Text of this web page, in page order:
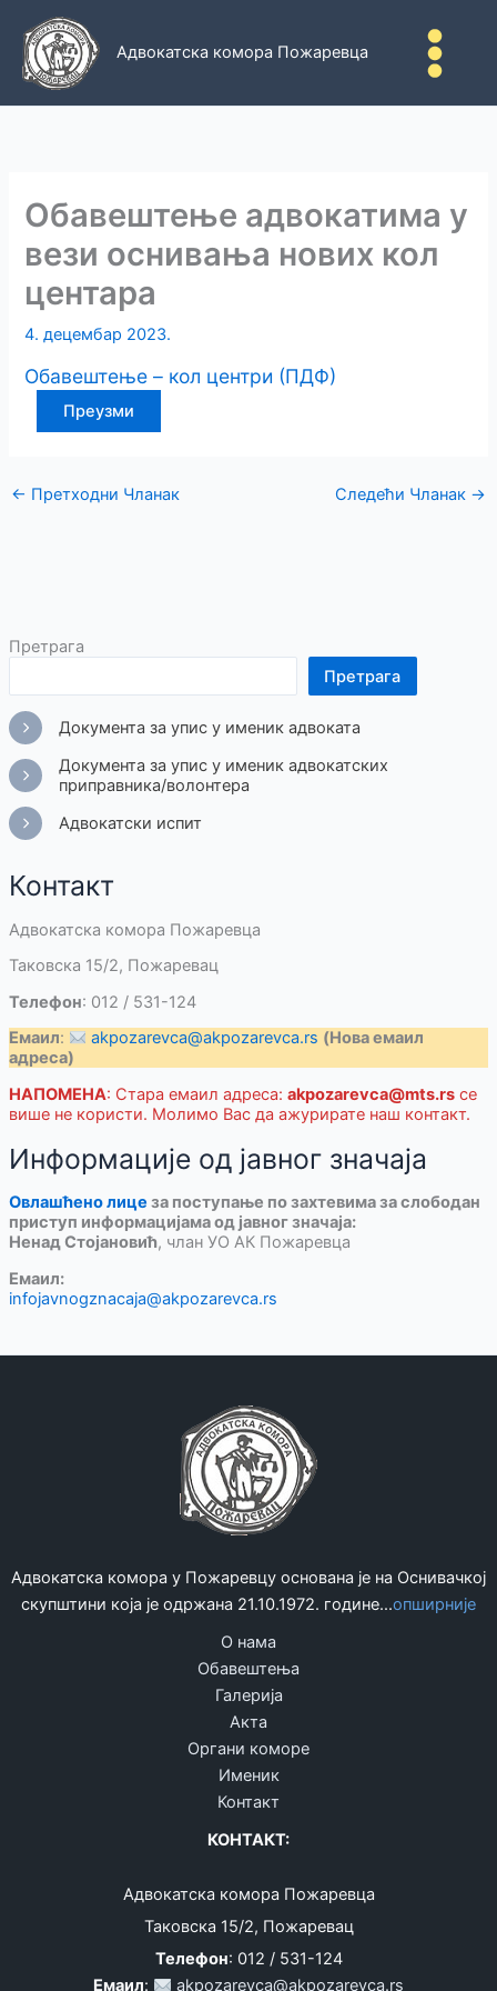
садржај
Адвокатска комора Пожаревца
Претрага
Претрага
Документа за упис у именик адвоката
Документа за упис у именик адвокатских
приправника/волонтера
Адвокатски испит
Контакт
Адвокатска комора Пожаревца
Таковска 15/2, Пожаревац
Телефон: 012 / 531-124
Емаил: akpozarevca@akpozarevca.rs (Нова емаил
адреса)
НАПОМЕНА: Стара емаил адреса: akpozarevca@mts.rsсе
више не користи. Молимо Вас да ажурирате наш контакт.
Информације од јавног значаја
Овлашћено лице за поступање по захтевима за слободан
приступ информацијама од јавног значаја:
Ненад Стојановић, члан УО АК Пожаревца
Емаил:
infojavnogznacaja@akpozarevca.rs
Обавештење адвокатима у
вези оснивања нових кол
центара
4. децембар 2023.
Обавештење – кол центри (ПДФ)
Преузми
← Претходни Чланак Следећи Чланак →
Адвокатска комора у Пожаревцу основана је на Оснивачкој
скупштини која је одржана 21.10.1972. године...опширније
О нама
Обавештења
Галерија
Акта
Органи коморе
Именик
Контакт
КОНТАКТ:
Адвокатска комора Пожаревца
Таковска 15/2, Пожаревац
Телефон: 012 / 531-124
Емаил: akpozarevca@akpozarevca.rs